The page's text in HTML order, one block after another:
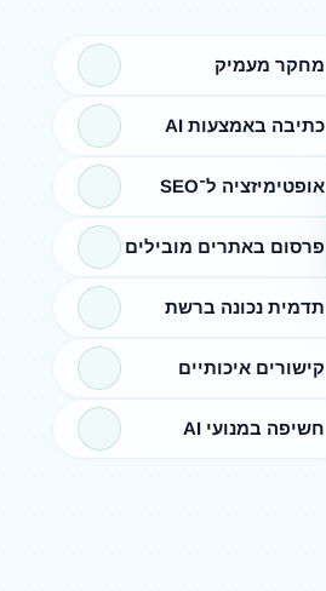
מחקר מעמיק
כתיבה באמצעות AI
אופטימיזציה ל־SEO
פרסום באתרים מובילים
תדמית נכונה ברשת
קישורים איכותיים
חשיפה במנועי AI